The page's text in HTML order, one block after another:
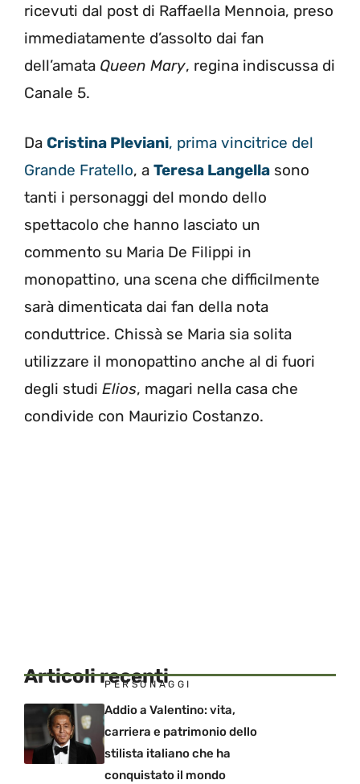
ricevuti dal post di Raffaella Mennoia, preso
immediatamente d’assolto dai fan
dell’amata Queen Mary, regina indiscussa di
Canale 5.
Da Cristina Pleviani, prima vincitrice del
Grande Fratello, a Teresa Langella sono
tanti i personaggi del mondo dello
spettacolo che hanno lasciato un
commento su Maria De Filippi in
monopattino, una scena che difficilmente
sarà dimenticata dai fan della nota
conduttrice. Chissà se Maria sia solita
utilizzare il monopattino anche al di fuori
degli studi Elios, magari nella casa che
condivide con Maurizio Costanzo.
Articoli recenti
PERSONAGGI
Addio a Valentino: vita,
carriera e patrimonio dello
stilista italiano che ha
conquistato il mondo